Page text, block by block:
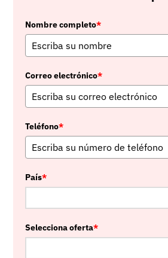
Nombre completo*
Correo electrónico*
Teléfono*
País*
Selecciona oferta*